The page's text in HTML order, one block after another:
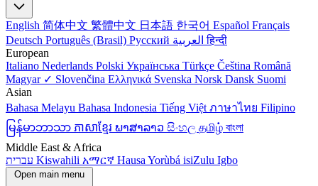
English 简体中文 繁體中文 日本語 한국어 Español Français
Deutsch Português (Brasil) Русский العربيةहिन्दी
European
Italiano Nederlands Polski Українська Türkçe Čeština Română
Magyar ✓ Slovenčina Ελληνικά Svenska Norsk Dansk Suomi
Asian
Bahasa Melayu Bahasa Indonesia Tiếng Việt ภาษาไทย Filipino
မြန်မာဘာသာ ភាសាខ្មែរ ພາສາລາວ සිංහල தமிழ் বাংলা
Middle East & Africa
Kiswahili አማርኛ Hausa Yorùbá isiZulu Igbo
Open main menu